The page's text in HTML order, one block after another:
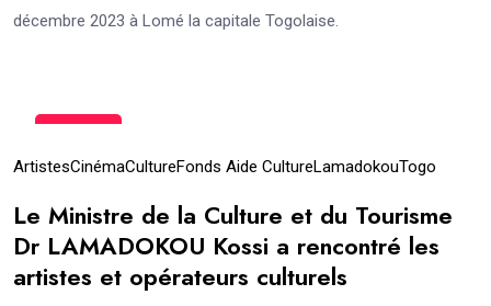
décembre 2023 à Lomé la capitale Togolaise.
Juin
ArtistesCinémaCultureFonds Aide CultureLamadokouTogo
Le Ministre de la Culture et du Tourisme
Dr LAMADOKOU Kossi a rencontré les
artistes et opérateurs culturels